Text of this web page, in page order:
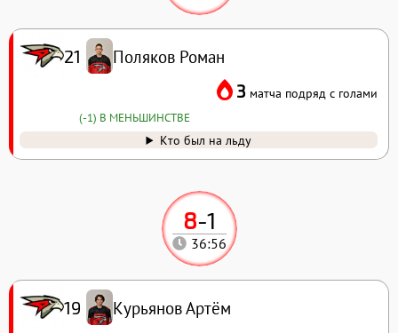
8-1
36:56
19 Курьянов Артём
21 Поляков Роман
3 матча подряд с голами
(-1) В МЕНЬШИНСТВЕ
Кто был на льду